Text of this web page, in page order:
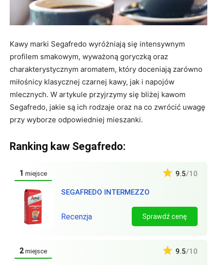
Kawy marki Segafredo wyróżniają się intensywnym
profilem smakowym, wyważoną goryczką oraz
charakterystycznym aromatem, który doceniają zarówno
miłośnicy klasycznej czarnej kawy, jak i napojów
mlecznych. W artykule przyjrzymy się bliżej kawom
Segafredo, jakie są ich rodzaje oraz na co zwrócić uwagę
przy wyborze odpowiedniej mieszanki.
Ranking kaw Segafredo:
1 miejsce
SEGAFREDO INTERMEZZO
9.5/10
Recenzja Sprawdź cenę
2 miejsce 9.5/10